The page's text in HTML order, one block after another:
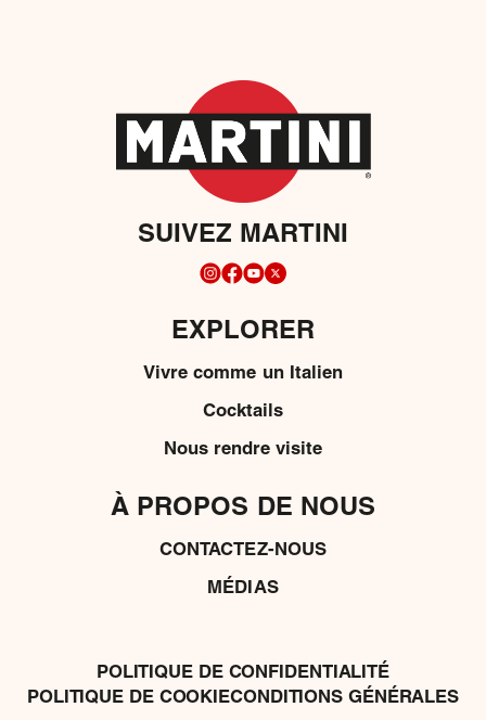
SUIVEZ MARTINI
EXPLORER
Vivre comme un Italien
Cocktails
Nous rendre visite
À PROPOS DE NOUS
CONTACTEZ-NOUS
MÉDIAS
POLITIQUE DE CONFIDENTIALITÉ
POLITIQUE DE COOKIECONDITIONS GÉNÉRALES